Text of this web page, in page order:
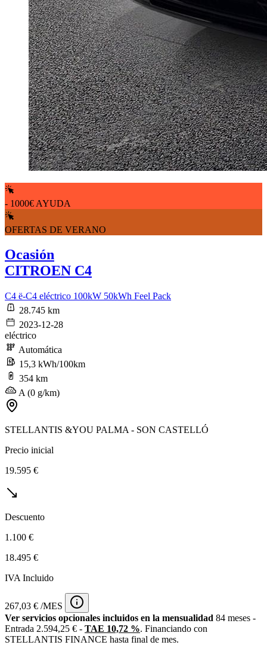
- 1000€ AYUDA
OFERTAS DE VERANO
Ocasión
CITROEN C4
C4 ë-C4 eléctrico 100kW 50kWh Feel Pack
28.745 km
2023-12-28
eléctrico
Automática
15,3 kWh/100km
354 km
A (0 g/km)
STELLANTIS &YOU PALMA - SON CASTELLÓ
Precio inicial
19.595 €
Descuento
1.100 €
18.495 €
IVA Incluido
267,03 € /MES
Ver servicios opcionales incluidos en la mensualidad 84 meses -
Entrada 2.594,25 € - TAE 10,72 %. Financiando con
STELLANTIS FINANCE hasta final de mes.